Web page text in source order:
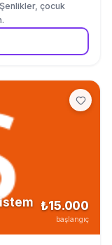
çocuk
₺15.000
başlangıç